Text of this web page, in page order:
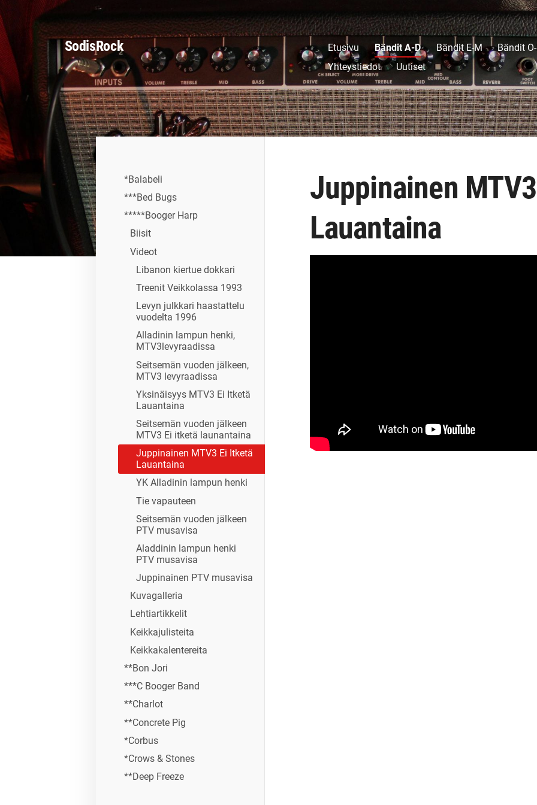
sivun
sisältöön
SodisRock Etusivu Bändit A-D Bändit E-M Bändit
Yhteystiedot
Uutiset
*Balabeli
***Bed Bugs
*****Booger Harp
Biisit
Videot
Libanon kiertue dokkari
Treenit Veikkolassa 1993
Levyn julkkari haastattelu
vuodelta 1996
Alladinin lampun henki,
MTV3levyraadissa
Seitsemän vuoden jälkeen,
MTV3 levyraadissa
Yksinäisyys MTV3 Ei Itketä
Lauantaina
Seitsemän vuoden jälkeen
MTV3 Ei itketä launantaina
Juppinainen MTV3 Ei Itketä
Lauantaina
YK Alladinin lampun henki
Tie vapauteen
Seitsemän vuoden jälkeen
PTV musavisa
Aladdinin lampun henki
PTV musavisa
Juppinainen PTV musavisa
Kuvagalleria
Lehtiartikkelit
Keikkajulisteita
Keikkakalentereita
**Bon Jori
***C Booger Band
**Charlot
**Concrete Pig
*Corbus
*Crows & Stones
**Deep Freeze
Juppinainen
Lauantaina